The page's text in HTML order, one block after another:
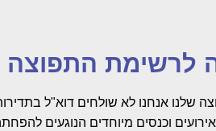
לרשימת התפוצה
שלנו אנחנו לא שולחים דוא"ל
וכנסים מיוחדים הנוגעים